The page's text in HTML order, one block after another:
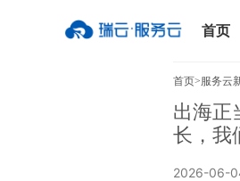
首页
首页>服务云
出海正
长，我
2026-06-